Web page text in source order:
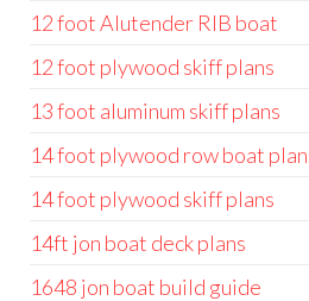
12 foot Alutender RIB boat
12 foot plywood skiff plans
13 foot aluminum skiff plans
14 foot plywood row boat
14 foot plywood skiff plans
14ft jon boat deck plans
1648 jon boat build guide